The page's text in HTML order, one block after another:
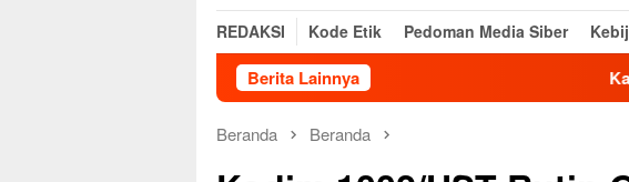
REDAKSI Kode Etik Pedoman Media Siber
Berita Lainnya Kapolres Nias Jalin
Beranda Beranda